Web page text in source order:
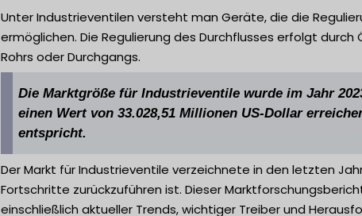
Unter Industrieventilen versteht man Geräte, die die
ermöglichen. Die Regulierung des Durchflusses erfolgt
Rohrs oder Durchgangs.
Die Marktgröße für Industrieventile wurde im Jahr
einen Wert von 33.028,51 Millionen US-Dollar
entspricht.
Der Markt für Industrieventile verzeichnete in den letzten
Fortschritte zurückzuführen ist. Dieser
einschließlich aktueller Trends, wichtiger Treiber und